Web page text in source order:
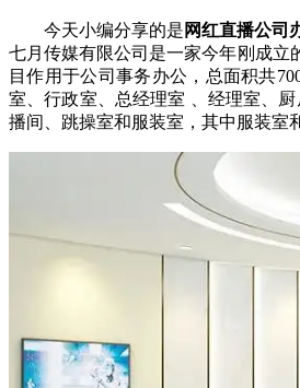
今天小编分享的是 网红直播公司
七月传媒有限公司是一家今年刚成立
目作用于公司事务办公，总面积共
室、行政室、总经理室 、经理室、
播间、跳操室和服装室，其中服装室